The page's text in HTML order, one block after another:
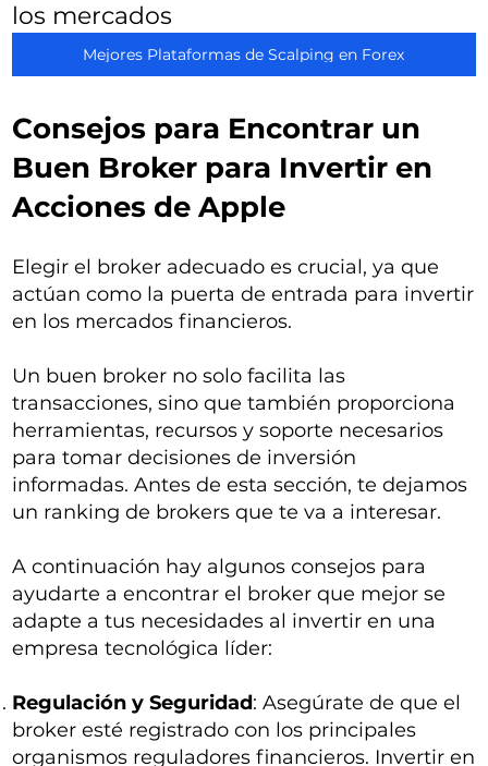
los mercados
Mejores Plataformas de Scalping en Forex
Consejos para Encontrar un
Buen Broker para Invertir en
Acciones de Apple
Elegir el broker adecuado es crucial, ya que
actúan como la puerta de entrada para invertir
en los mercados financieros.
Un buen broker no solo facilita las
transacciones, sino que también proporciona
herramientas, recursos y soporte necesarios
para tomar decisiones de inversión
informadas. Antes de esta sección, te dejamos
un ranking de brokers que te va a interesar.
A continuación hay algunos consejos para
ayudarte a encontrar el broker que mejor se
adapte a tus necesidades al invertir en una
empresa tecnológica líder:
Regulación y Seguridad: Asegúrate de que el
broker esté registrado con los principales
organismos reguladores financieros. Invertir en